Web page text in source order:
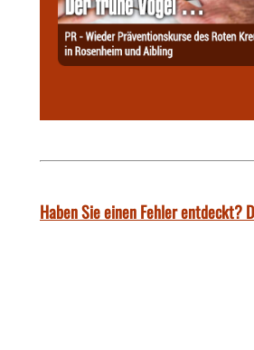
Haben Sie einen Fehler entdeckt?